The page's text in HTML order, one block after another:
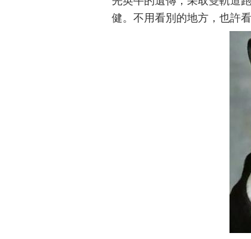
健。不用看別的地方，也許